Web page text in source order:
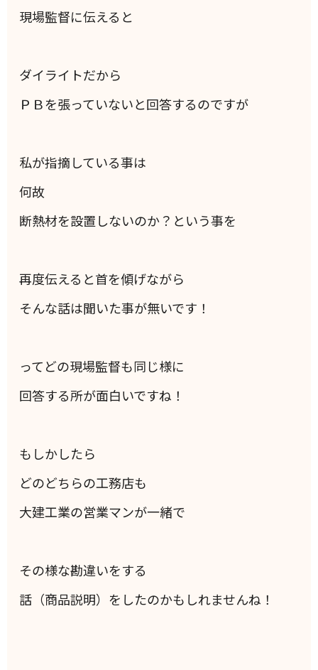
現場監督に伝えると
ダイライトだから
ＰＢを張っていないと回答するのですが
私が指摘している事は
何故
断熱材を設置しないのか？という事を
再度伝えると首を傾げながら
そんな話は聞いた事が無いです！
ってどの現場監督も同じ様に
回答する所が面白いですね！
もしかしたら
どのどちらの工務店も
大建工業の営業マンが一緒で
その様な勘違いをする
話（商品説明）をしたのかもしれませんね！